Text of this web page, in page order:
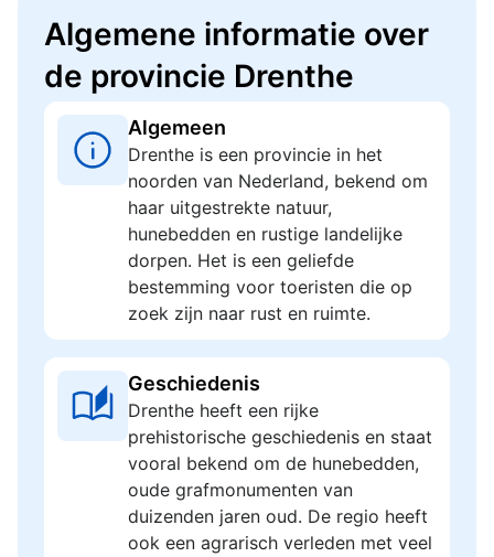
Algemene informatie over
de provincie Drenthe
Algemeen
Drenthe is een provincie in het
noorden van Nederland, bekend om
haar uitgestrekte natuur,
hunebedden en rustige landelijke
dorpen. Het is een geliefde
bestemming voor toeristen die op
zoek zijn naar rust en ruimte.
Geschiedenis
Drenthe heeft een rijke
prehistorische geschiedenis en staat
vooral bekend om de hunebedden,
oude grafmonumenten van
duizenden jaren oud. De regio heeft
ook een agrarisch verleden met veel